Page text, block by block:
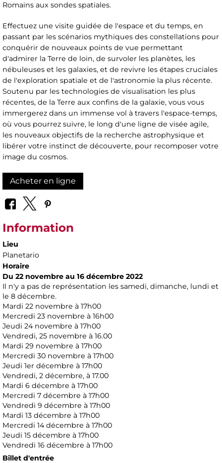
Romains aux sondes spatiales.
Effectuez une visite guidée de l'espace et du temps, en
passant par les scénarios mythiques des constellations pour
conquérir de nouveaux points de vue permettant
d'admirer la Terre de loin, de survoler les planètes, les
nébuleuses et les galaxies, et de revivre les étapes cruciales
de l'exploration spatiale et de l'astronomie la plus récente.
Soutenu par les technologies de visualisation les plus
récentes, de la Terre aux confins de la galaxie, vous vous
immergerez dans un immense vol à travers l'espace-temps,
où vous pourrez suivre, le long d'une ligne de visée agile,
les nouveaux objectifs de la recherche astrophysique et
libérer votre instinct de découverte, pour recomposer votre
image du cosmos.
Acheter en ligne
Information
Lieu
Planetario
Horaire
Du 22 novembre au 16 décembre 2022
Il n'y a pas de représentation les samedi, dimanche, lundi et
le 8 décembre.
Mardi 22 novembre à 17h00
Mercredi 23 novembre à 16h00
Jeudi 24 novembre à 17h00
Vendredi, 25 novembre à 16.00
Mardi 29 novembre à 17h00
Mercredi 30 novembre à 17h00
Jeudi 1er décembre à 17h00
Vendredi, 2 décembre, à 17.00
Mardi 6 décembre à 17h00
Mercredi 7 décembre à 17h00
Vendredi 9 décembre à 17h00
Mardi 13 décembre à 17h00
Mercredi 14 décembre à 17h00
Jeudi 15 décembre à 17h00
Vendredi 16 décembre à 17h00
Billet d'entrée